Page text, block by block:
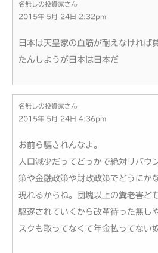
名無しの投資家さん
2015年 5月 24日 2:32pm
日本は天皇家の血筋が耐えなければ
たんしようが日本は日本だ
名無しの投資家さん
2015年 5月 24日 4:36pm
お前ら騙されんなよ。
人口減少だってどっかで絶対リバウ
策や金融政策や財政政策でどうにか
現れるからね。団塊以上の糞老害ど
駆逐されていくから改革待った無
スクも取ってなくて年金払ってない